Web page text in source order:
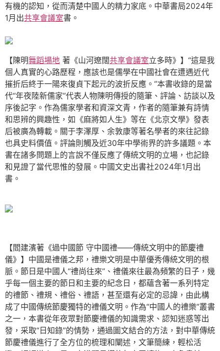
有機的認知，從而清楚中國人的精力家底。中華書局2024年
1月出共享會議室書。
【陳明舞蹈場地 著《山河遼闊共享會議室立多時》】“這是我
個人真實的心路歷程，應該也是儒學在中國社會在遭遇近代
摧折后終于一陽來復貞下起元的波折反應。”本書收錄的是當
代“年夜陸新儒家”代表人物陳明傳授的隨筆、評論、訪談以及
序後記字。作為儒家學者和資深文青，作者的隨筆兼有詩情
和思辨的興趣性，如《麻將如人生》等在《北京文學》發表
后被廣為轉載。關于李澤厚、余敦康等著名學者的來往記錄
也具史料價值。評論則觸及近30年中學術界的許多議題。本
書在諸多問題上的言說不僅反應了傳統文明的立場，也記錄
和見證了當代思惟的發展。中國文史出書社2024年1月出
書。
【閻建濱著《過中國節 守中國禮——傳統文明中的節慶禮
儀》】中國是禮儀之邦，禮樂文明是中華優秀傳統文明的根
脈。節日是中國人“禮尚往來”、禮儀來往最為頻繁的日子，幾
乎每一個主要的節日和主要的紀念日，都蘊含著一系列特定
的禮節、禮規、禮俗、禮語，甚至還有必定的忌諱，由此構
成了中國傳統節慶獨特的禮儀文明。作為“中國人的禮樂”叢書
之一，本書從年夜眾對節慶禮儀的知識需求、認知迷惑等出
發，采取“日知錄”的情勢，通過圖文結合的方法，對中華傳統
節慶禮儀進行了全方位的梳理和闡述，文筆簡練，輕松活